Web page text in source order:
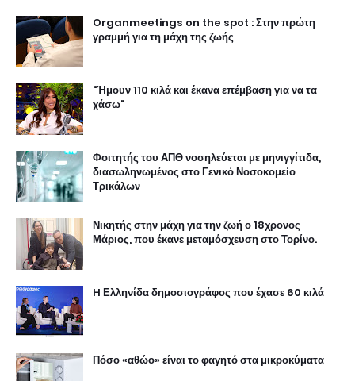
Organmeetings on the spot : Στην πρώτη
γραμμή για τη μάχη της ζωής
"Ήμουν 110 κιλά και έκανα επέμβαση για να τα
χάσω"
Φοιτητής του ΑΠΘ νοσηλεύεται με μηνιγγίτιδα,
διασωληνωμένος στο Γενικό Νοσοκομείο
Τρικάλων
Νικητής στην μάχη για την ζωή ο 18χρονος
Μάριος, που έκανε μεταμόσχευση στο Τορίνο.
H Ελληνίδα δημοσιογράφος που έχασε 60 κιλά
Πόσο «αθώο» είναι το φαγητό στα μικροκύματα